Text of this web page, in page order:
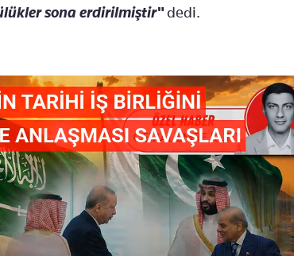
sona erdirilmiştir"dedi.